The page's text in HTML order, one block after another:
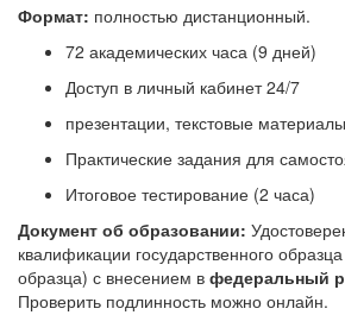
Формат: полностью дистанционный.
72 академических часа (9 дней)
Доступ в личный кабинет 24/7
презентации, текстовые
Практические задания для
Итоговое тестирование (2 часа)
Документ об образовании:
квалификации государственного
образца) с внесением в федеральный
Проверить подлинность можно онлайн.